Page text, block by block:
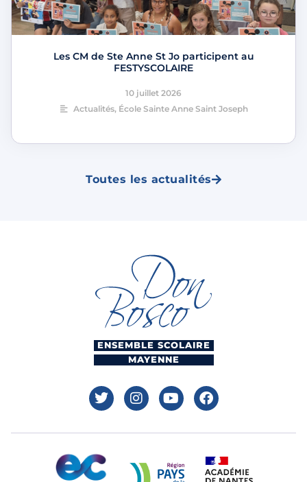
Les CM de Ste Anne St Jo participent au
FESTYSCOLAIRE
10 juillet 2026
Actualités, École Sainte Anne Saint Joseph
Toutes les actualités
ENSEMBLE SCOLAIRE
MAYENNE